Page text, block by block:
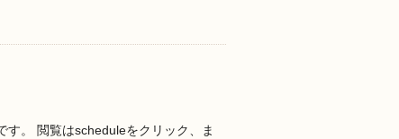
す。 閲覧はscheduleをクリック、ま